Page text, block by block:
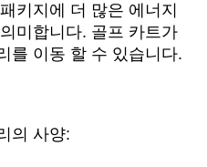
키지에 더 많은 에너지
미합니다. 골프 카트가
를 이동 할 수 있습니다.
의 사양: